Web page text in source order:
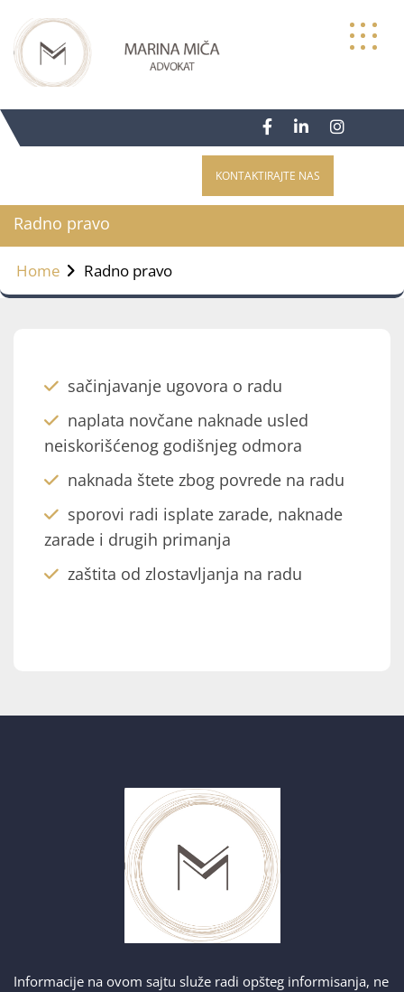
content
KONTAKTIRAJTE NAS
Radno pravo
Home Radno pravo
sačinjavanje ugovora o radu
naplata novčane naknade usled
neiskorišćenog godišnjeg odmora
naknada štete zbog povrede na radu
sporovi radi isplate zarade, naknade
zarade i drugih primanja
zaštita od zlostavljanja na radu
Informacije na ovom sajtu služe radi opšteg informisanja, ne